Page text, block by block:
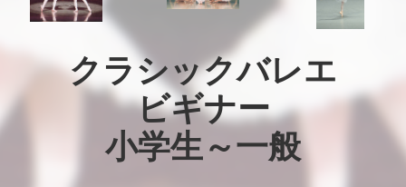
クラシックバレエ
ビギナー
小学生～一般